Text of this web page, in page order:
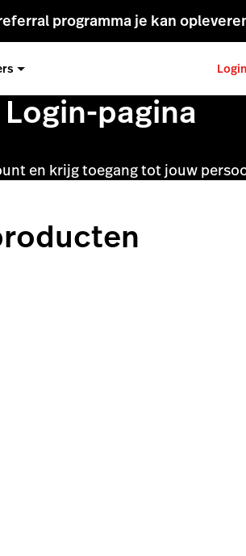
programma je kan
Login
pagina
en krijg toegang tot jouw